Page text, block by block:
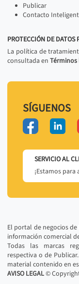
Publicar
Contacto
PROTECCIÓN DE DATOS
La política de
consultada en Términos
SÍGUENOS
SERVICIO AL
¡Estamos
El portal de negocios
información comercial
Todas las marcas
respectiva o de
material contenido en
AVISO LEGAL©